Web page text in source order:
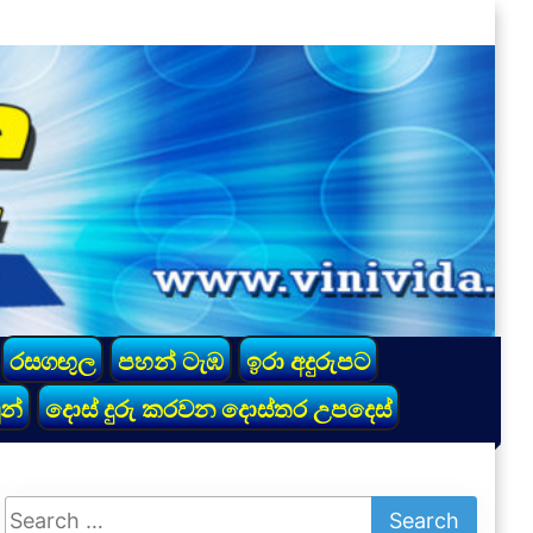
රසගඟුල පහන් ටැඹ
ඉරා අදුරුපට
දොස් දුරු කරවන දොස්තර උපදෙස්